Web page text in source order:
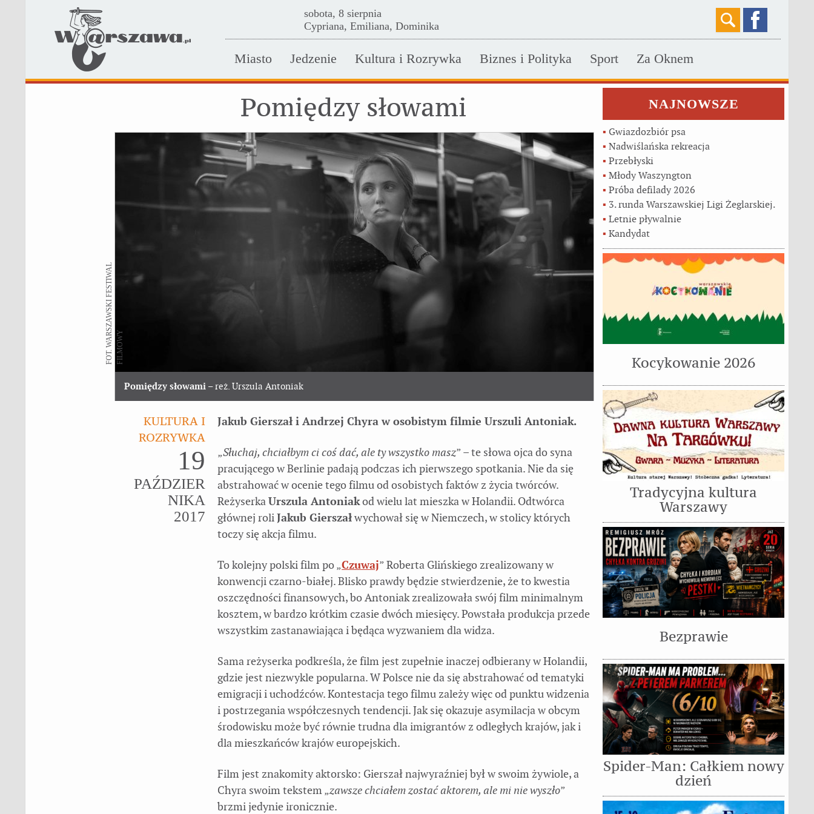
sobota, 8 sierpnia
Cypriana, Emiliana, Dominika
Miasto Jedzenie Kultura i Rozrywka Biznes i Polityka Sport Za Oknem
Pomiędzy słowami
Pomiędzy słowami – reż. Urszula Antoniak
F
O
T
.
W
A
R
S
Z
A
W
S
K
I
F
E
S
T
I
W
A
L
F
I
L
M
O
WY
KULTURA I
ROZRYWKA
19
PAŹDZIER
NIKA
2017
Jakub Gierszał i Andrzej Chyra w osobistym filmie Urszuli Antoniak.
„Słuchaj, chciałbym ci coś dać, ale ty wszystko masz” – te słowa ojca do syna
pracującego w Berlinie padają podczas ich pierwszego spotkania. Nie da się
abstrahować w ocenie tego filmu od osobistych faktów z życia twórców.
ReżyserkaUrszula Antoniakod wielu lat mieszka w Holandii. Odtwórca
głównej roliJakub Gierszałwychował się w Niemczech, w stolicy których
toczy się akcja filmu.
To kolejny polski film po „Czuwaj” Roberta Glińskiego zrealizowany w
konwencji czarno-białej. Blisko prawdy będzie stwierdzenie, że to kwestia
oszczędności finansowych, bo Antoniak zrealizowała swój film minimalnym
kosztem, w bardzo krótkim czasie dwóch miesięcy. Powstała produkcja przede
wszystkim zastanawiająca i będąca wyzwaniem dla widza.
Sama reżyserka podkreśla, że film jest zupełnie inaczej odbierany w Holandii,
gdzie jest niezwykle popularna. W Polsce nie da się abstrahować od tematyki
emigracji i uchodźców. Kontestacja tego filmu zależy więc od punktu widzenia
i postrzegania współczesnych tendencji. Jak się okazuje asymilacja w obcym
środowisku może być równie trudna dla imigrantów z odległych krajów, jak i
dla mieszkańców krajów europejskich.
Film jest znakomity aktorsko: Gierszał najwyraźniej był w swoim żywiole, a
Chyra swoim tekstem „zawsze chciałem zostać aktorem, ale mi nie wyszło”
brzmi jedynie ironicznie.
NAJNOWSZE
Gwiazdozbiór psa
Nadwiślańska rekreacja
Przebłyski
Młody Waszyngton
Próba defilady 2026
3. runda Warszawskiej Ligi Żeglarskiej.
Letnie pływalnie
Kandydat
Kocykowanie 2026
Tradycyjna kultura
Warszawy
Bezprawie
Spider-Man: Całkiem nowy
dzień